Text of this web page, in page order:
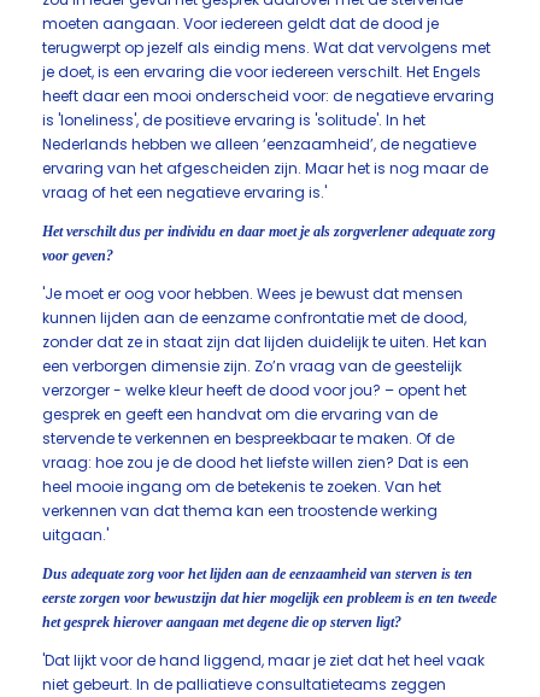
moeten aangaan. Voor iedereen geldt dat de dood je
terugwerpt op jezelf als eindig mens. Wat dat vervolgens met
je doet, is een ervaring die voor iedereen verschilt. Het Engels
heeft daar een mooi onderscheid voor: de negatieve ervaring
is 'loneliness', de positieve ervaring is 'solitude'. In het
Nederlands hebben we alleen ‘eenzaamheid’, de negatieve
ervaring van het afgescheiden zijn. Maar het is nog maar de
vraag of het een negatieve ervaring is.'
Het verschilt dus per individu en daar moet je als zorgverlener adequate zorg
voor geven?
'Je moet er oog voor hebben. Wees je bewust dat mensen
kunnen lijden aan de eenzame confrontatie met de dood,
zonder dat ze in staat zijn dat lijden duidelijk te uiten. Het kan
een verborgen dimensie zijn. Zo’n vraag van de geestelijk
verzorger - welke kleur heeft de dood voor jou? – opent het
gesprek en geeft een handvat om die ervaring van de
stervende te verkennen en bespreekbaar te maken. Of de
vraag: hoe zou je de dood het liefste willen zien? Dat is een
heel mooie ingang om de betekenis te zoeken. Van het
verkennen van dat thema kan een troostende werking
uitgaan.'
Dus adequate zorg voor het lijden aan de eenzaamheid van sterven is ten
eerste zorgen voor bewustzijn dat hier mogelijk een probleem is en ten tweede
het gesprek hierover aangaan met degene die op sterven ligt?
'Dat lijkt voor de hand liggend, maar je ziet dat het heel vaak
niet gebeurt. In de palliatieve consultatieteams zeggen